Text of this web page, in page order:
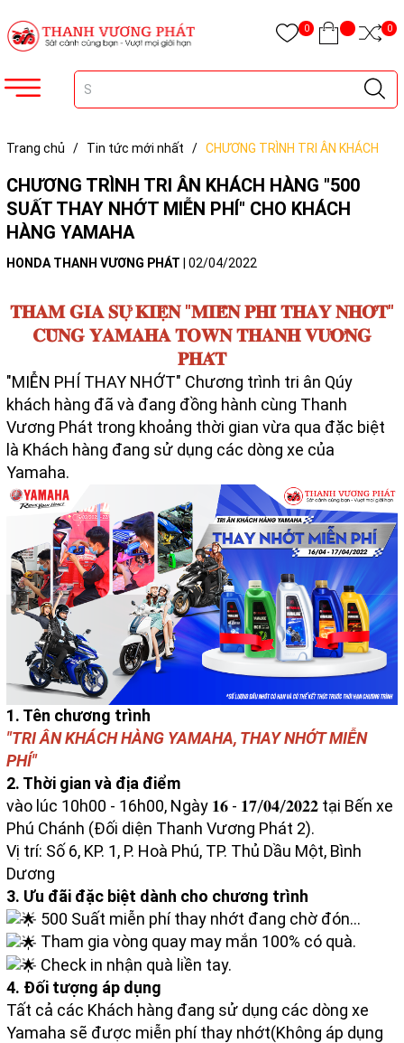
0 0
Trang chủ / Tin tức mới nhất / CHƯƠNG TRÌNH TRI ÂN KHÁCH
CHƯƠNG TRÌNH TRI ÂN KHÁCH HÀNG "500
SUẤT THAY NHỚT MIỄN PHÍ" CHO KHÁCH
HÀNG YAMAHA
HONDA THANH VƯƠNG PHÁT 02/04/2022
𝐓𝐇𝐀𝐌 𝐆𝐈𝐀 𝐒𝐔̛̣ 𝐊𝐈𝐄̣̂𝐍 "𝐌𝐈𝐄̂̃𝐍 𝐏𝐇𝐈́ 𝐓𝐇𝐀𝐘 𝐍𝐇𝐎̛́𝐓"
𝐂𝐔̀𝐍𝐆 𝐘𝐀𝐌𝐀𝐇𝐀 𝐓𝐎𝐖𝐍 𝐓𝐇𝐀𝐍𝐇 𝐕𝐔̛𝐎̛𝐍𝐆
𝐏𝐇𝐀́𝐓
"MIỄN PHÍ THAY NHỚT" Chương trình tri ân Qúy
khách hàng đã và đang đồng hành cùng Thanh
Vương Phát trong khoảng thời gian vừa qua đặc biệt
là Khách hàng đang sử dụng các dòng xe của
Yamaha.
1. Tên chương trình
"TRI ÂN KHÁCH HÀNG YAMAHA, THAY NHỚT MIỄN
PHÍ"
2. Thời gian và địa điểm
vào lúc 10h00 - 16h00, Ngày 𝟏𝟔 - 𝟏𝟕/𝟎𝟒/𝟐𝟎𝟐𝟐 tại Bến xe
Phú Chánh (Đối diện Thanh Vương Phát 2).
Vị trí: Số 6, KP. 1, P. Hoà Phú, TP. Thủ Dầu Một, Bình
Dương
3. Ưu đãi đặc biệt dành cho chương trình
500 Suất miễn phí thay nhớt đang chờ đón...
Tham gia vòng quay may mắn 100% có quà.
Check in nhận quà liền tay.
4. Đối tượng áp dụng
Tất cả các Khách hàng đang sử dụng các dòng xe
Yamaha sẽ được miễn phí thay nhớt(Không áp dụng